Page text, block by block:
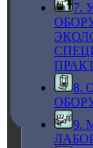
7.
8.
9.